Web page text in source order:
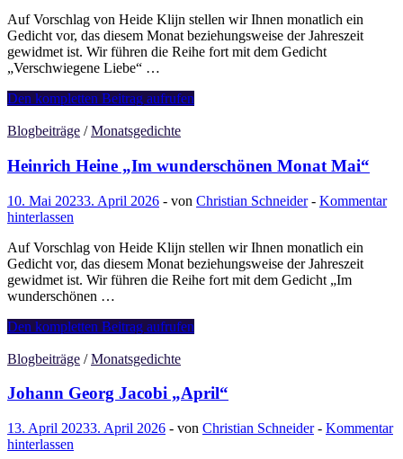
Auf Vorschlag von Heide Klijn stellen wir Ihnen monatlich ein
Gedicht vor, das diesem Monat beziehungsweise der Jahreszeit
gewidmet ist. Wir führen die Reihe fort mit dem Gedicht
„Verschwiegene Liebe“ …
Joseph
Eichendorff
Liebe“
Den kompletten Beitrag aufrufen
Blogbeiträge /Monatsgedichte
Heinrich Heine „Im wunderschönen Monat Mai“
10. Mai 20233. April 2026 - von Christian Schneider- Kommentar
hinterlassen
Auf Vorschlag von Heide Klijn stellen wir Ihnen monatlich ein
Gedicht vor, das diesem Monat beziehungsweise der Jahreszeit
gewidmet ist. Wir führen die Reihe fort mit dem Gedicht „Im
wunderschönen …
Heinrich
„Im
Monat
Den kompletten Beitrag aufrufen
Blogbeiträge /Monatsgedichte
Johann Georg Jacobi „April“
13. April 20233. April 2026 - von Christian Schneider- Kommentar
hinterlassen